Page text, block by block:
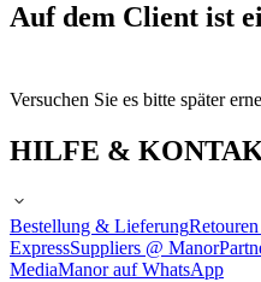
Auf dem Client ist
Versuchen Sie es bitte später
HILFE &
Bestellung & Lieferung
ExpressSuppliers @ Manor
MediaManor auf WhatsApp